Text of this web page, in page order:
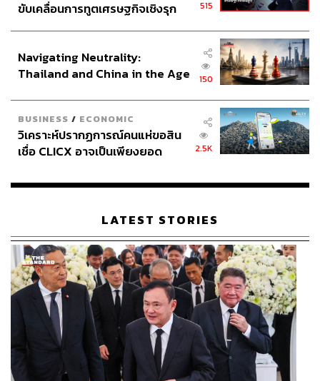
ขับเคลื่อนการทูตเศรษฐกิจเชิงรุก
515
Navigating Neutrality:
Thailand and China in the Age
150
BUSINESS / ECONOMIC
วิเคราะห์ปรากฏการณ์คนแห่ขอสิน
เชื่อ CLICX อาจเป็นเพียงยอด
เรือนไทยที่ถูกซุกไว้
2.5K
LATEST STORIES